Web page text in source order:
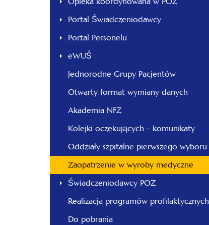
Portal Świadczeniodawcy
Portal Personelu
eWUŚ
Jednorodne Grupy Pacjentów
Otwarty format wymiany danych
Akademia NFZ
Kolejki oczekujących - komunikaty
Oddziały szpitalne pierwszego wyboru
Zaopatrzenie w wyroby medyczne
Świadczeniodawcy POZ
Realizacja programów profilaktycznych
Do pobrania